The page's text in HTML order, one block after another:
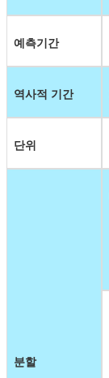
예측기간
역사적 기간
단위
분할